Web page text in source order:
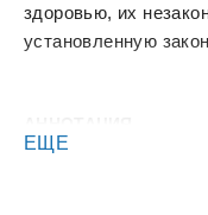
здоровью, их
установленную
Гэндзи Танака
ЕЩЕ